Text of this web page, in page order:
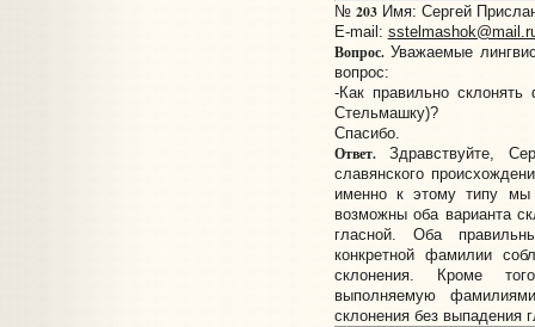
№ 203Имя: Сергей
E-mail:
Вопрос.Уважаемые
вопрос:
-Как правильно
Стельмашку)?
Спасибо.
Ответ.Здравствуйте,
славянского
именно к этому типу
возможны оба варианта
гласной. Оба
конкретной фамилии
склонения. Кроме
выполняемую
склонения без выпадения